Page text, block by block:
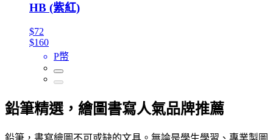
HB (紫紅)
$72
$160
P幣
鉛筆精選，繪圖書寫人氣品牌推薦